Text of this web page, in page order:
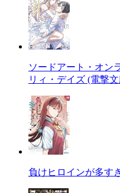
ソードアート・オ
リィ・デイズ (電撃
負けヒロインが多す